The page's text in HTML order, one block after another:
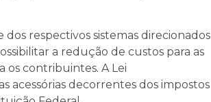
respectivos sistemas direcionados
a redução de custos para as
os contribuintes. A Lei
acessórias decorrentes dos impostos